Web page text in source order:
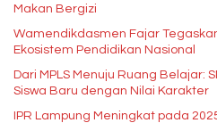
Makan Bergizi
Wamendikdasmen Fajar
Ekosistem Pendidikan Nasional
Dari MPLS Menuju Ruang Belajar:
Siswa Baru dengan Nilai Karakter
IPR Lampung Meningkat pada